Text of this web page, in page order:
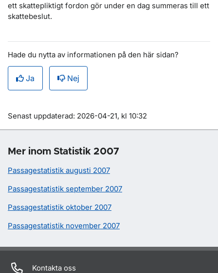
ett skattepliktigt fordon gör under en dag summeras till ett
skattebeslut.
Hade du nytta av informationen på den här sidan?
Ja Nej
Om sidan
Senast uppdaterad: 2026-04-21, kl 10:32
Mer inom Statistik 2007
Passagestatistik augusti 2007
Passagestatistik september 2007
Passagestatistik oktober 2007
Passagestatistik november 2007
Kontakta oss